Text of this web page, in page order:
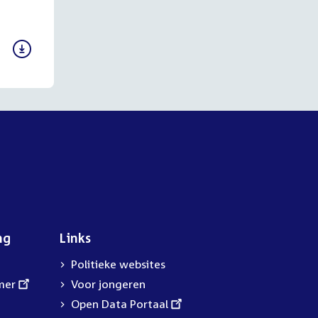
Links
Politieke websites
Voor jongeren
External
Open Data Portaal